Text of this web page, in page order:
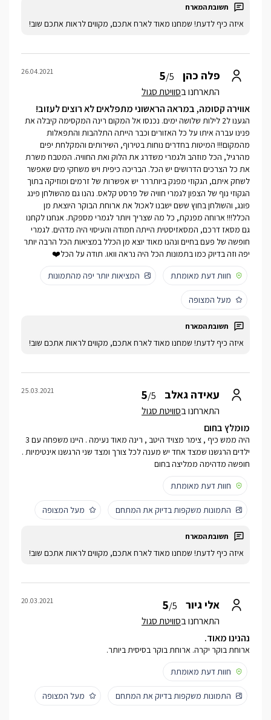
איזה כיף לדעת! שמחנו מאוד לארח אתכם, מקווים לראות אתכם שוב!
פלה כהן 5/5
התארחנו בסוויטת סגול
26.04.2021
אווירה קסומה, במראה הראשוני מתפלאים לא רוצים לעזוב!
הגענו ל2 לילות שלושה ימים. נכנסו אל המקום רינה המקסימה קיבלה את
פנינו עברה איתו על כל האזורים וכבר הייתה התלהבות והתפאלות
מהמקום!!! המיטות בחדרים נוחות בטירוף, השירותים והמקלחת יפים
מהרגיל, הכל מוזהב ולגמרי משדרג את הלוק ואת החוויה. המטבח משרת
את כל הצרכים הדרושים יש הכל. הבריכה כיפית ויש משחקי מים שאפשר
לשחק איתם, הגקוזי מפנק ביותררר יש אפשרות של זרמים ומוזיקה בתוך
הגקוזי נוף של הצפון לגמרי חוויה של פרסט קלאס. נהנו גם מהשולחן פינג
פונג, והשולחן בחוץ ששם ישבנו לאכול את ארוחת הבוקר היוצאת מן
הכלל!!! ארוחה מפנקת, כל מה שצריך ויותר לגמרי מספקת. אנחנו לקחנו
גם מסאז דרכם, המסאזיסטית הייתה חמודה והעיסוי היה מדהים. לגמרי
חופשה של פעם בחיים ונהנו מאוד יוצא מן הכלל במציאות הכל הרבה יותר
יפה וזה בדיוק כמו בתמונות הכל היה נראה וואו. תודה על הכל❤️
חוות דעת מאומתת
המציאות יותר יפה מהתמונות
מעל המצופה
איזה כיף לדעת! שמחנו מאוד לארח אתכם, מקווים לראות אתכם שוב!
עאידה גאלב 5/5
התארחנו בסוויטת סגול
25.03.2021
מומלץ בחום
היה ממש כיף , צימר מצויד היטב , רינה מאוד נעימה . היינו משפחה עם 3
ילדים הרגשנו שמצד אחד יש מענה לכל צורך ומצד שני הרגשנו אינטימיות .
חופשה מדהימה ממליצה בחום
חוות דעת מאומתת
התמונות משקפות בדיוק את המתחם מעל המצופה
איזה כיף לדעת! שמחנו מאוד לארח אתכם, מקווים לראות אתכם שוב!
אלי גיור 5/5
התארחנו בסוויטת סגול
20.03.2021
נהנינו מאוד.
ארוחת בוקר יקרה. ארוחת בוקר בסיסית ביותר.
חוות דעת מאומתת
התמונות משקפות בדיוק את המתחם מעל המצופה